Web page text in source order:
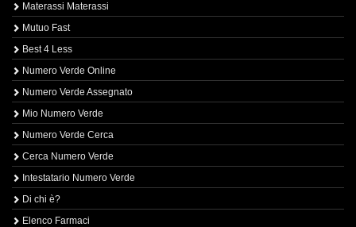
Materassi Materassi
Mutuo Fast
Best 4 Less
Numero Verde Online
Numero Verde Assegnato
Mio Numero Verde
Numero Verde Cerca
Cerca Numero Verde
Intestatario Numero Verde
Di chi è?
Elenco Farmaci